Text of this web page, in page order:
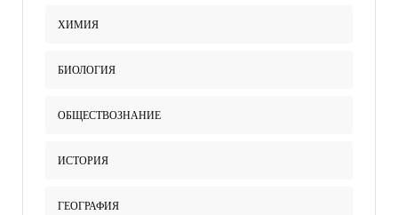
ХИМИЯ
БИОЛОГИЯ
ОБЩЕСТВОЗНАНИЕ
ИСТОРИЯ
ГЕОГРАФИЯ